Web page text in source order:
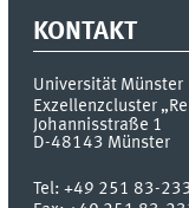
KONTAKT
Universität Münster
Exzellenzcluster
Johannisstraße 1
D-48143 Münster
Tel:+49 251 83-